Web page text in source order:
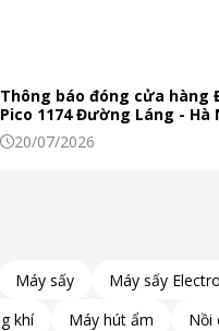
Thông báo đóng cửa hàng
Pico 1174 Đường Láng - Hà
20/07/2026
Máy sấy Máy sấy
khí Máy hút ẩm Nồi